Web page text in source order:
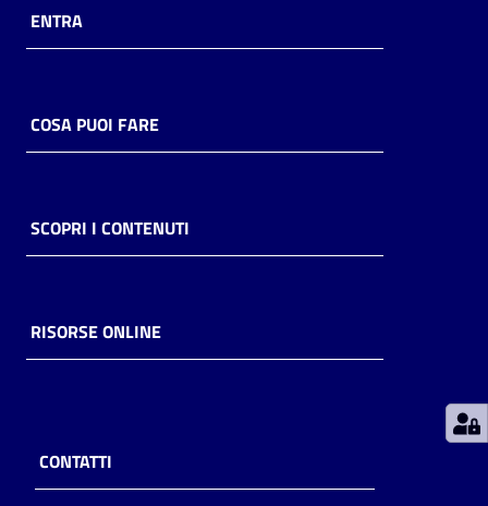
Risorse
online
Casa
Piani
storico
per
ENTRA
COSA PUOI FARE
SCOPRI I CONTENUTI
RISORSE ONLINE
CONTATTI